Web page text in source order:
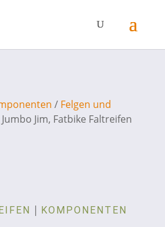
/ Felgen und
Jim, Fatbike Faltreifen
| KOMPONENTEN